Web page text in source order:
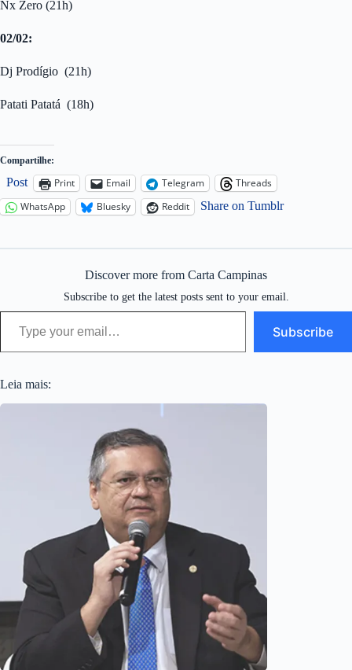
Nx Zero (21h)
02/02:
Dj Prodígio (21h)
Patati Patatá (18h)
Compartilhe:
Post Print Email Telegram
Threads
WhatsApp
Bluesky Reddit Share on Tumblr
Discover more from Carta Campinas
Subscribe to get the latest posts sent to your email.
Type your email…
Subscribe
Leia mais: